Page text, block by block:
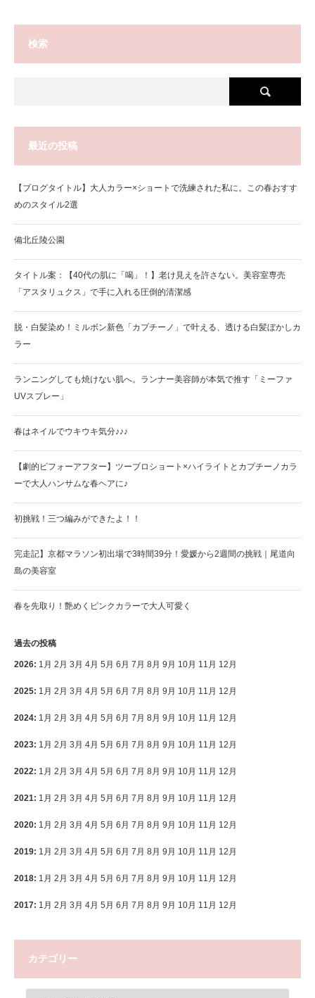
検索
最近の投稿
【ブログタイトル】大人カラー×ショートで洗練された私に。この春おすす
めのスタイル2選
備北丘陵公園
タイトル案：【40代の肌に「喝」！】老け見えを許さない。美容室専売
「アスタリュクス」で手に入れる圧倒的清潔感
脱・白髪染め！ミルボン新色「カプチーノ」で叶える、透ける白髪ぼかしカ
ラー
ランニングしても焼けない肌へ。ランナー美容師が本気で推す「ミーファ
UVスプレー」
春はネイルでウキウキ気分♪♪♪
【劇的ビフォーアフター】ツーブロショート×ハイライトとカプチーノカラ
ーで大人ハンサムな春ヘアに♪
初挑戦！三つ編みができたよ！！
完走記】京都マラソン初出場で3時間39分！愛媛から2週間の挑戦｜尾道向
島の美容室
春を先取り！艶めくピンクカラーで大人可愛く
過去の投稿
2026: 1月 2月 3月 4月 5月 6月 7月 8月 9月 10月 11月 12月
2025: 1月 2月 3月 4月 5月 6月 7月 8月 9月 10月 11月 12月
2024: 1月 2月 3月 4月 5月 6月 7月 8月 9月 10月 11月 12月
2023: 1月 2月 3月 4月 5月 6月 7月 8月 9月 10月 11月 12月
2022: 1月 2月 3月 4月 5月 6月 7月 8月 9月 10月 11月 12月
2021: 1月 2月 3月 4月 5月 6月 7月 8月 9月 10月 11月 12月
2020: 1月 2月 3月 4月 5月 6月 7月 8月 9月 10月 11月 12月
2019: 1月 2月 3月 4月 5月 6月 7月 8月 9月 10月 11月 12月
2018: 1月 2月 3月 4月 5月 6月 7月 8月 9月 10月 11月 12月
2017: 1月 2月 3月 4月 5月 6月 7月 8月 9月 10月 11月 12月
カテゴリー